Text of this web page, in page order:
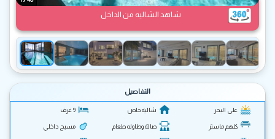
شاهد الشاليه من الداخل
التفاصيل
على البحر شالية خاص 9 غرف
كلهم ماستر صالة وطاوله طعام مسبح داخلي